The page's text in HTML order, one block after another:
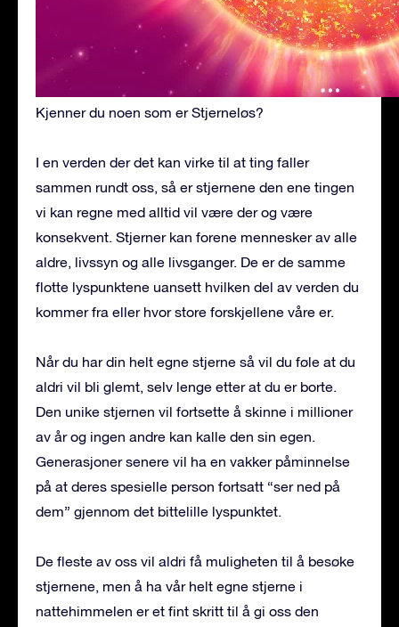
Kjenner du noen som er Stjerneløs?
I en verden der det kan virke til at ting faller
sammen rundt oss, så er stjernene den ene tingen
vi kan regne med alltid vil være der og være
konsekvent. Stjerner kan forene mennesker av alle
aldre, livssyn og alle livsganger. De er de samme
flotte lyspunktene uansett hvilken del av verden du
kommer fra eller hvor store forskjellene våre er.
Når du har din helt egne stjerne så vil du føle at du
aldri vil bli glemt, selv lenge etter at du er borte.
Den unike stjernen vil fortsette å skinne i millioner
av år og ingen andre kan kalle den sin egen.
Generasjoner senere vil ha en vakker påminnelse
på at deres spesielle person fortsatt “ser ned på
dem” gjennom det bittelille lyspunktet.
De fleste av oss vil aldri få muligheten til å besøke
stjernene, men å ha vår helt egne stjerne i
nattehimmelen er et fint skritt til å gi oss den